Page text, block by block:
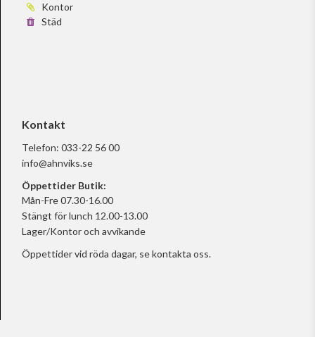
Kontor
Städ
Kontakt
Telefon: 033-22 56 00
info@ahnviks.se
Öppettider Butik:
Mån-Fre 07.30-16.00
Stängt för lunch 12.00-13.00
Lager/Kontor och avvikande
Öppettider vid röda dagar, sekontakta oss.